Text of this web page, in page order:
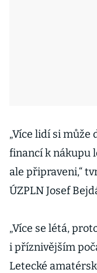
„Více lidí si
financí k nákupu
ale připraveni,“
ÚZPLN Josef
„Více se létá,
i příznivějším
Letecké